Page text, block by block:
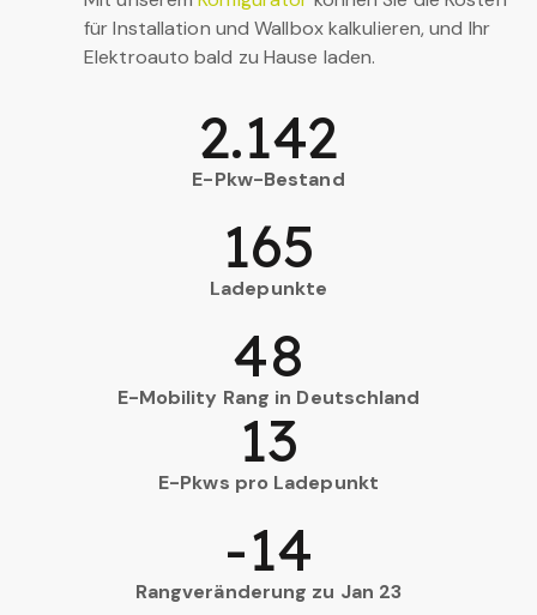
für Installation und Wallbox kalkulieren, und Ihr
Elektroauto bald zu Hause laden.
E-Pkw-Bestand
2.142
Ladepunkte
165
E-Mobility Rang in Deutschland
48
E-Pkws pro Ladepunkt
13
Rangveränderung zu Jan 23
-14